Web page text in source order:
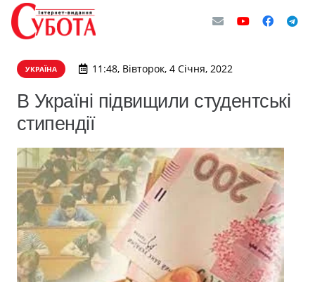
УКРАЇНА 11:48, Вівторок, 4 Січня, 2022
В Україні підвищили студентські
стипендії